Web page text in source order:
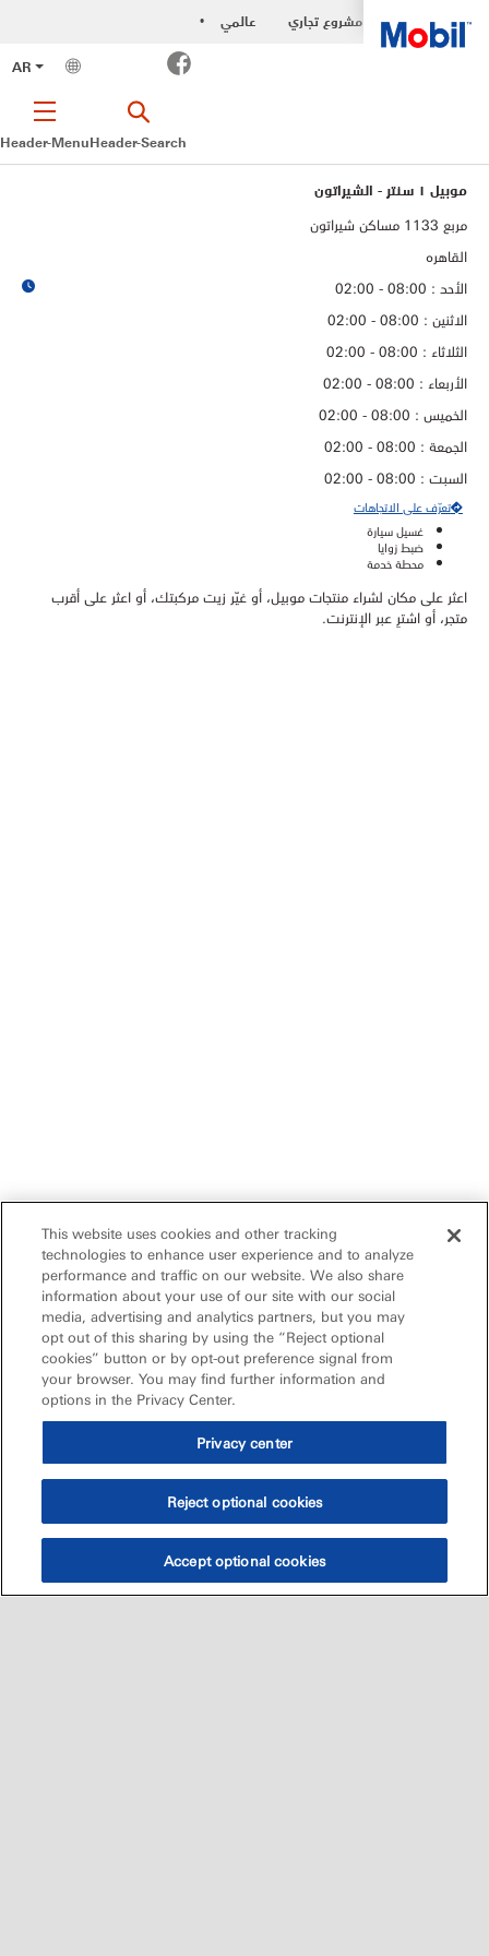
مشروع تجاري •
عالمي
AR
Facebook
Header-MenuHeader-Search
موبيل ١ سنتر - الشيراتون
مربع 1133 مساكن شيراتون
القاهره
الأحد : 08:00 - 02:00
الاثنين : 08:00 - 02:00
الثلاثاء : 08:00 - 02:00
الأربعاء : 08:00 - 02:00
الخميس : 08:00 - 02:00
الجمعة : 08:00 - 02:00
السبت : 08:00 - 02:00
تعرّف على الاتجاهات
غسيل سيارة
ضبط زوايا
محطة خدمة
اعثر على مكان لشراء منتجات موبيل، أو غيّر زيت مركبتك، أو اعثر على أقرب
متجر، أو اشترِ عبر الإنترنت.
This website uses cookies and other tracking
technologies to enhance user experience and to analyze
performance and traffic on our website. We also share
information about your use of our site with our social
media, advertising and analytics partners, but you may
opt out of this sharing by using the “Reject optional
cookies” button or by opt-out preference signal from
your browser. You may find further information and
options in the Privacy Center.
Privacy center
Reject optional cookies
Accept optional cookies